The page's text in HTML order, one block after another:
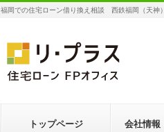
福岡での住宅ローン借り換え相談 西鉄福岡（天神
トップページ 会社情報